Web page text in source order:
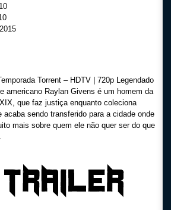
10
2015
Torrent – HDTV | 720p Legendado
americano Raylan Givens é um homem da
que faz justiça enquanto coleciona
sendo transferido para a cidade onde
mais sobre quem ele não quer ser do que